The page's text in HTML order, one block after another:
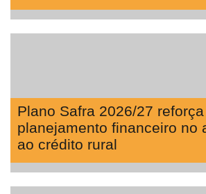
Plano Safra 2026/27
planejamento financeiro no
ao crédito rural